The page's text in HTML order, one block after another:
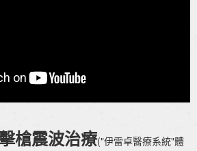
槍震波治療("伊雷卓醫療系統"體